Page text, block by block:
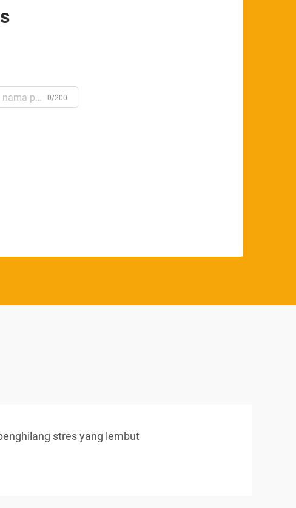
0/200
stres yang lembut